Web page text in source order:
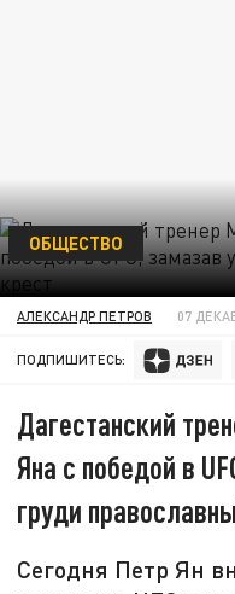
ОБЩЕСТВО
АЛЕКСАНДР ПЕТРОВ 07
ПОДПИШИТЕСЬ:
Дагестанский
Яна с победой в
груди
Сегодня Петр Ян